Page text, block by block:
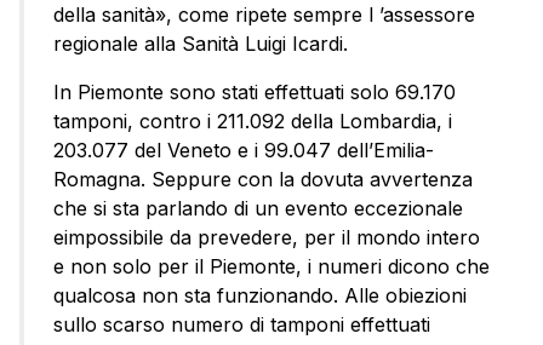
della sanità», come ripete sempre l ’assessore
regionale alla Sanità Luigi Icardi.
In Piemonte sono stati effettuati solo 69.170
tamponi, contro i 211.092 della Lombardia, i
203.077 del Veneto e i 99.047 dell’Emilia-
Romagna. Seppure con la dovuta avvertenza
che si sta parlando di un evento eccezionale
eimpossibile da prevedere, per il mondo intero
e non solo per il Piemonte, i numeri dicono che
qualcosa non sta funzionando. Alle obiezioni
sullo scarso numero di tamponi effettuati